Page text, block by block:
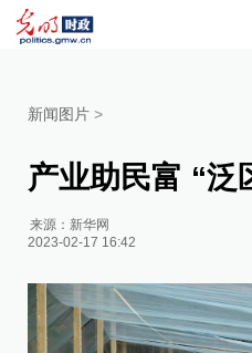
新闻图片 >
产业助民富 “泛
来源： 新华网
2023-02-17 16:42